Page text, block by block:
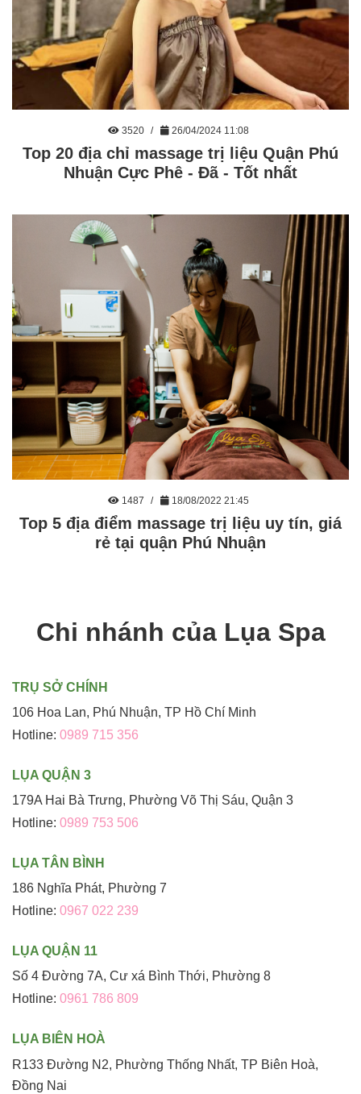
3520 26/04/2024 11:08
Top 20 địa chỉ massage trị liệu Quận Phú
Nhuận Cực Phê - Đã - Tốt nhất
1487 18/08/2022 21:45
Top 5 địa điểm massage trị liệu uy tín, giá
rẻ tại quận Phú Nhuận
Chi nhánh của Lụa Spa
TRỤ SỞ CHÍNH
106 Hoa Lan, Phú Nhuận, TP Hồ Chí Minh
Hotline: 0989 715 356
LỤA QUẬN 3
179A Hai Bà Trưng, Phường Võ Thị Sáu, Quận 3
Hotline: 0989 753 506
LỤA TÂN BÌNH
186 Nghĩa Phát, Phường 7
Hotline: 0967 022 239
LỤA QUẬN 11
Số 4 Đường 7A, Cư xá Bình Thới, Phường 8
Hotline: 0961 786 809
LỤA BIÊN HOÀ
R133 Đường N2, Phường Thống Nhất, TP Biên Hoà,
Đồng Nai